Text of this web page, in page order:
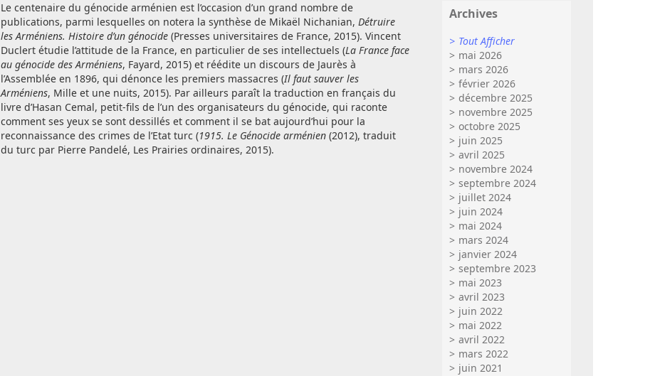
Le centenaire du génocide arménien est l’occasion d’un grand nombre de
publications, parmi lesquelles on notera la synthèse de Mikaël Nichanian, Détruire
les Arméniens. Histoire d’un génocide (Presses universitaires de France, 2015). Vincent
Duclert étudie l’attitude de la France, en particulier de ses intellectuels (La France face
au génocide des Arméniens, Fayard, 2015) et réédite un discours de Jaurès à
l’Assemblée en 1896, qui dénonce les premiers massacres (Il faut sauver les
Arméniens, Mille et une nuits, 2015). Par ailleurs paraît la traduction en français du
livre d’Hasan Cemal, petit-fils de l’un des organisateurs du génocide, qui raconte
comment ses yeux se sont dessillés et comment il se bat aujourd’hui pour la
reconnaissance des crimes de l’Etat turc (1915. Le Génocide arménien (2012), traduit
du turc par Pierre Pandelé, Les Prairies ordinaires, 2015).
Archives
Tout Afficher
mai 2026
mars 2026
février 2026
décembre 2025
novembre 2025
octobre 2025
juin 2025
avril 2025
novembre 2024
septembre 2024
juillet 2024
juin 2024
mai 2024
mars 2024
janvier 2024
septembre 2023
mai 2023
avril 2023
juin 2022
mai 2022
avril 2022
mars 2022
juin 2021